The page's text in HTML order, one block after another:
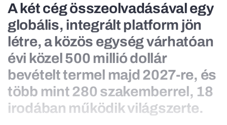
A két cég összeolvadásával egy
globális, integrált platform jön
létre, a közös egység várhatóan
évi közel 500 millió dollár
bevételt termel majd 2027-re, és
több mint 280 szakemberrel, 18
irodában működik világszerte.